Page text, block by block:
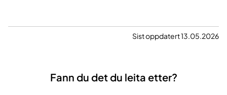
Sist oppdatert 13.05.2026
Fann du det du leita etter?